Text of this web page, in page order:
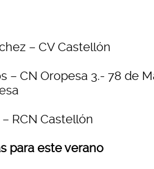
– CV Castellón
– CN Oropesa 3.- 78 de
RCN Castellón
para este verano